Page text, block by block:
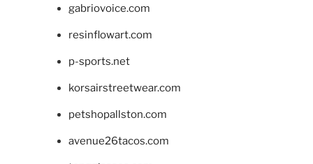
gabriovoice.com
resinflowart.com
p-sports.net
korsairstreetwear.com
petshopallston.com
avenue26tacos.com